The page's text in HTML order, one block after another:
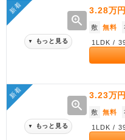
新着
zoom_in
▼ もっと見る
3.28万円
敷 無料
1LDK /
新着
zoom_in
▼ もっと見る
3.23万円
敷 無料
1LDK /